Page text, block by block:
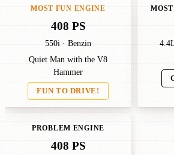
MOST FUN ENGINE
408 PS
550i · Benzin
Quiet Man with the V8
Hammer
FUN TO DRIVE!
PROBLEM ENGINE
408 PS